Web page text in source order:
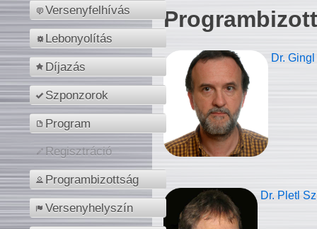
Versenyfelhívás
Lebonyolítás
Díjazás
Szponzorok
Program
Regisztráció
Programbizottság
Versenyhelyszín
Dr.
Dr. Pletl